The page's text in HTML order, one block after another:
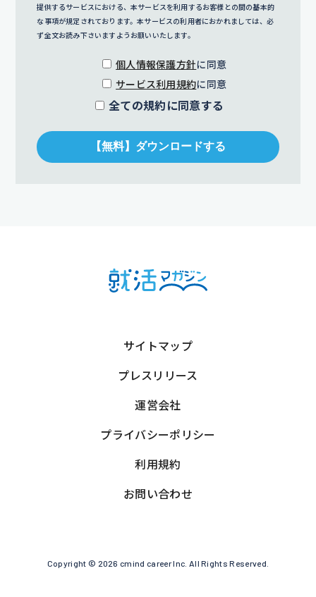
提供するサービスにおける、本サービスを利用するお客様との間の基本的
な事項が規定されております。本サービスの利用者におかれましては、必
ず全文お読み下さいますようお願いいたします。
個人情報保護方針に同意
サービス利用規約に同意
全ての規約に同意する
サイトマップ
プレスリリース
運営会社
プライバシーポリシー
利用規約
お問い合わせ
Copyright © 2026 cmind career Inc. All Rights Reserved.